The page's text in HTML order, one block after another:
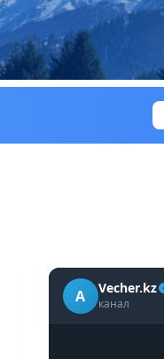
A Vecher.kz
канал